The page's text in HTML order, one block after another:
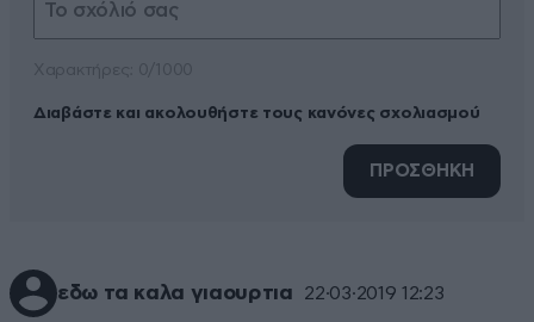
Διαβάστε και ακολουθήστε τους κανόνες σχολιασμού
ΠΡΟΣΘΗΚΗ
εδω τα καλα γιαουρτια 22·03·2019 12:23